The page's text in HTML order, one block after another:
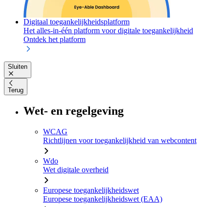
Digitaal toegankelijkheidsplatform
Het alles-in-één platform voor digitale toegankelijkheid
Ontdek het platform
Sluiten
Terug
Wet- en regelgeving
WCAG
Richtlijnen voor toegankelijkheid van webcontent
Wdo
Wet digitale overheid
Europese toegankelijkheidswet
Europese toegankelijkheidswet (EAA)